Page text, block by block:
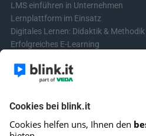
LMS einführen in Unternehmen
Lernplattform im Einsatz
Digitales Lernen: Didaktik & Methodik
Erfolgreiches E-Learning
Learning & Development
Videos für Online-Kurse erstellen
Kontakt aufnehmen